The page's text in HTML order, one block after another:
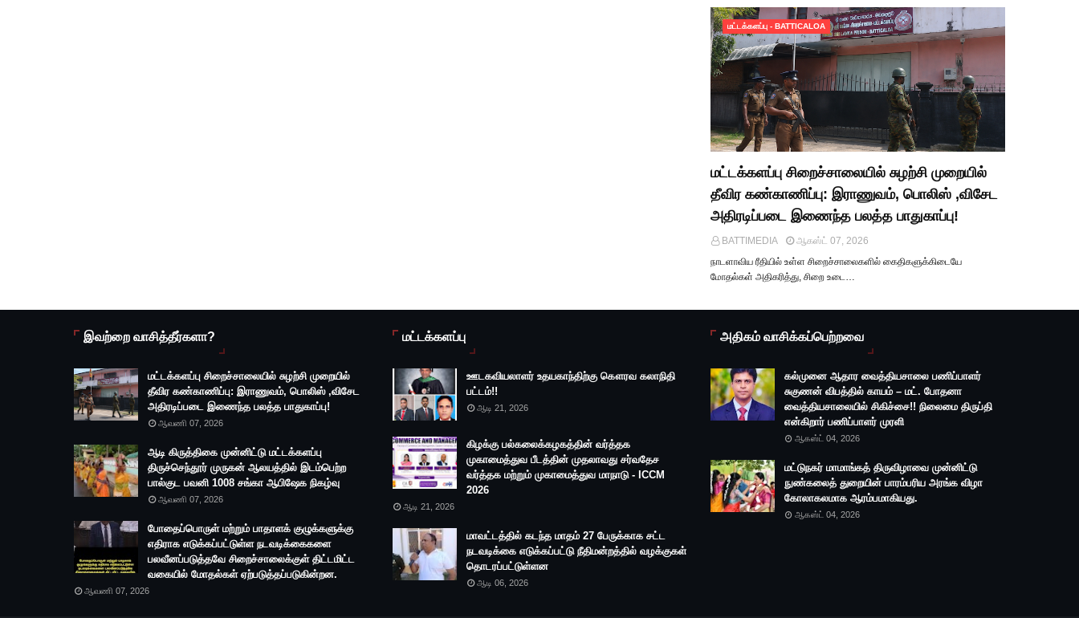
மட்டக்களப்பு - BATTICALOA
மட்டக்களப்பு சிறைச்சாலையில் சுழற்சி முறையில்
தீவிர கண்காணிப்பு: இராணுவம், பொலிஸ் ,விசேட
அதிரடிப்படை இணைந்த பலத்த பாதுகாப்பு!
BATTIMEDIA
ஆகஸ்ட் 07, 2026
நாடளாவிய ரீதியில் உள்ள சிறைச்சாலைகளில் கைதிகளுக்கிடையே
மோதல்கள் அதிகரித்து, சிறை உடை…
இவற்றை வாசித்தீர்களா?
மட்டக்களப்பு சிறைச்சாலையில் சுழற்சி முறையில்
தீவிர கண்காணிப்பு: இராணுவம், பொலிஸ் ,விசேட
அதிரடிப்படை இணைந்த பலத்த பாதுகாப்பு!
ஆவணி 07, 2026
ஆடி கிருத்திகை முன்னிட்டு மட்டக்களப்பு
திருச்செந்தூர் முருகன் ஆலயத்தில் இடம்பெற்ற
பால்குட பவனி 1008 சங்கா ஆபிஷேக நிகழ்வு
ஆவணி 07, 2026
போதைப்பொருள் மற்றும் பாதாளக் குழுக்களுக்கு
எதிராக எடுக்கப்பட்டுள்ள நடவடிக்கைகளை
பலவீனப்படுத்தவே சிறைச்சாலைக்குள் திட்டமிட்ட
வகையில் மோதல்கள் ஏற்படுத்தப்படுகின்றன.
ஆவணி 07, 2026
மட்டக்களப்பு
ஊடகவியலாளர் உதயகாந்திற்கு கௌரவ கலாநிதி
பட்டம்!!
ஆடி 21, 2026
கிழக்கு பல்கலைக்கழகத்தின் வர்த்தக
முகாமைத்துவ பீடத்தின் முதலாவது சர்வதேச
வர்த்தக மற்றும் முகாமைத்துவ மாநாடு - ICCM
2026
ஆடி 21, 2026
மாவட்டத்தில் கடந்த மாதம் 27 பேருக்காக சட்ட
நடவடிக்கை எடுக்கப்பட்டு நீதிமன்றத்தில் வழக்குகள்
தொடரப்பட்டுள்ளன
ஆடி 06, 2026
அதிகம் வாசிக்கப்பெற்றவை
கல்முனை ஆதார வைத்தியசாலை பணிப்பாளர்
சுகுணன் விபத்தில் காயம் – மட். போதனா
வைத்தியசாலையில் சிகிச்சை!! நிலைமை திருப்தி
என்கிறார் பணிப்பாளர் முரளி
ஆகஸ்ட் 04, 2026
மட்டுநகர் மாமாங்கத் திருவிழாவை முன்னிட்டு
நுண்கலைத் துறையின் பாரம்பரிய அரங்க விழா
கோலாகலமாக ஆரம்பமாகியது.
ஆகஸ்ட் 04, 2026